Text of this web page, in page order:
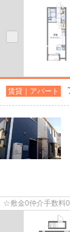
賃貸｜アパート
☆敷金0仲介手数